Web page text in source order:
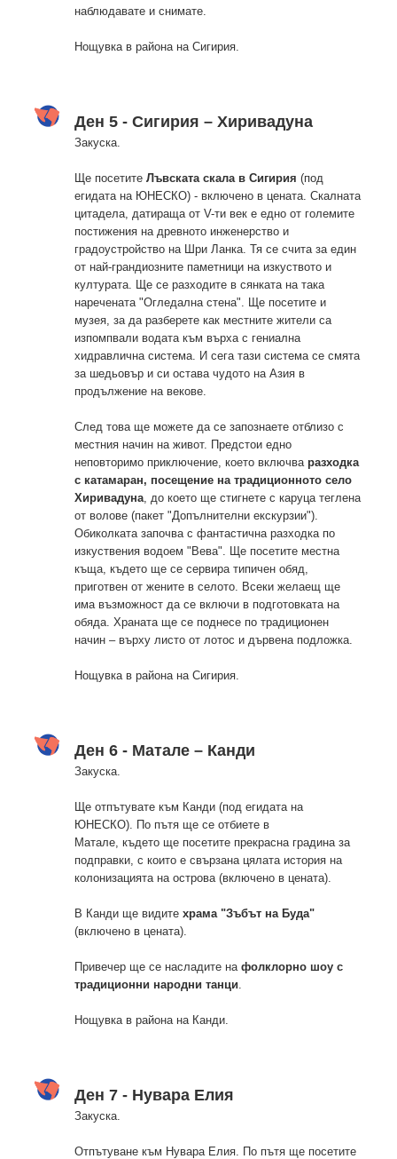
наблюдавате и снимате.
Нощувка в района на Сигирия.
Ден 5 - Сигирия – Хиривадуна
Закуска.
Ще посетите Лъвската скала в Сигирия (под
егидата на ЮНЕСКО) - включено в цената. Скалната
цитадела, датираща от V-ти век е едно от големите
постижения на древното инженерство и
градоустройство на Шри Ланка. Тя се счита за един
от най-грандиозните паметници на изкуството и
културата. Ще се разходите в сянката на така
наречената "Огледална стена". Ще посетите и
музея, за да разберете как местните жители са
изпомпвали водата към върха с гениална
хидравлична система. И сега тази система се смята
за шедьовър и си остава чудото на Азия в
продължение на векове.
След това ще можете да се запознаете отблизо с
местния начин на живот. Предстои едно
неповторимо приключение, което включва разходка
с катамаран, посещение на традиционното село
Хиривадуна , до което ще стигнете с каруца теглена
от волове (пакет "Допълнителни екскурзии").
Обиколката започва с фантастична разходка по
изкуствения водоем "Вева". Ще посетите местна
къща, където ще се сервира типичен обяд,
приготвен от жените в селото. Всеки желаещ ще
има възможност да се включи в подготовката на
обяда. Храната ще се поднесе по традиционен
начин – върху листо от лотос и дървена подложка.
Нощувка в района на Сигирия.
Ден 6 - Матале – Канди
Закуска.
Ще отпътувате към Канди (под егидата на
ЮНЕСКО). По пътя ще се отбиете в
Матале, където ще посетите прекрасна градина за
подправки, с които е свързана цялата история на
колонизацията на острова (включено в цената).
В Канди ще видите храма "Зъбът на Буда"
(включено в цената).
Привечер ще се насладите на фолклорно шоу с
традиционни народни танци
Нощувка в района на Канди.
Ден 7 - Нувара Елия
Закуска.
Отпътуване към Нувара Елия. По пътя ще посетите